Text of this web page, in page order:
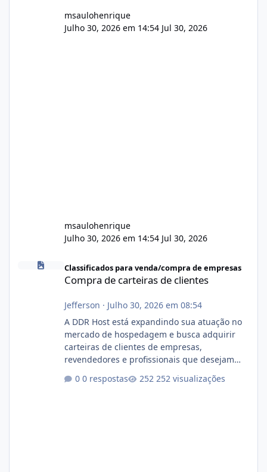
msaulohenrique
Julho 30, 2026 em 14:54 Jul 30, 2026
msaulohenrique
Julho 30, 2026 em 14:54 Jul 30, 2026
Compra de carteiras de clientes
Classificados para venda/compra de empresas
Compra de carteiras de clientes
Jefferson · Julho 30, 2026 em 08:54
A DDR Host está expandindo sua atuação no
mercado de hospedagem e busca adquirir
carteiras de clientes de empresas,
revendedores e profissionais que desejam
operação. Se você possui clientes ativos de
0 respostas 252 visualizações